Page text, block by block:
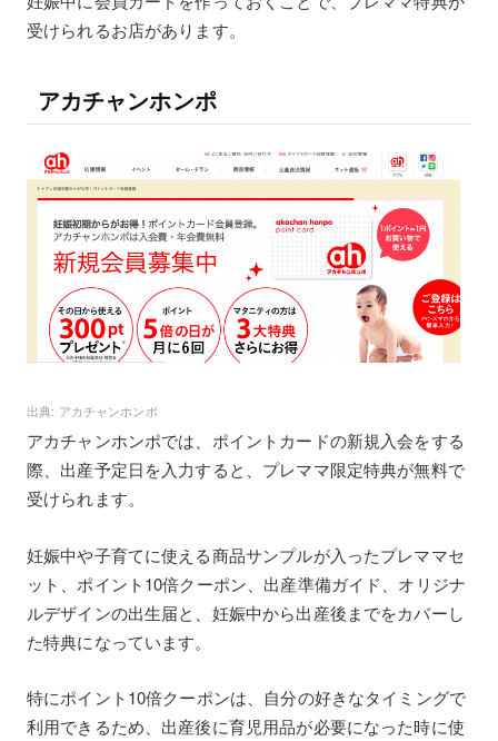
受けられるお店があります。
アカチャンホンポ
アカチャンホンポ
アカチャンホンポでは、ポイントカードの新規入会をする
際、出産予定日を入力すると、プレママ限定特典が無料で
受けられます。
妊娠中や子育てに使える商品サンプルが入ったプレママセ
ット、ポイント10倍クーポン、出産準備ガイド、オリジナ
ルデザインの出生届と、妊娠中から出産後までをカバーし
た特典になっています。
特にポイント10倍クーポンは、自分の好きなタイミングで
利用できるため、出産後に育児用品が必要になった時に使